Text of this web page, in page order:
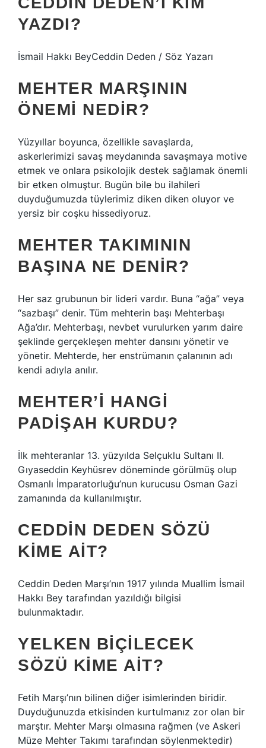
YAZDI?
İsmail Hakkı BeyCeddin Deden / Söz Yazarı
MEHTER MARŞININ
ÖNEMI NEDIR?
Yüzyıllar boyunca, özellikle savaşlarda,
askerlerimizi savaş meydanında savaşmaya motive
etmek ve onlara psikolojik destek sağlamak önemli
bir etken olmuştur. Bugün bile bu ilahileri
duyduğumuzda tüylerimiz diken diken oluyor ve
yersiz bir coşku hissediyoruz.
MEHTER TAKIMININ
BAŞINA NE DENIR?
Her saz grubunun bir lideri vardır. Buna “ağa” veya
“sazbaşı” denir. Tüm mehterin başı Mehterbaşı
Ağa’dır. Mehterbaşı, nevbet vurulurken yarım daire
şeklinde gerçekleşen mehter dansını yönetir ve
yönetir. Mehterde, her enstrümanın çalanının adı
kendi adıyla anılır.
MEHTER’I HANGI
PADIŞAH KURDU?
İlk mehteranlar 13. yüzyılda Selçuklu Sultanı II.
Gıyaseddin Keyhüsrev döneminde görülmüş olup
Osmanlı İmparatorluğu’nun kurucusu Osman Gazi
zamanında da kullanılmıştır.
CEDDIN DEDEN SÖZÜ
KIME AIT?
Ceddin Deden Marşı’nın 1917 yılında Muallim İsmail
Hakkı Bey tarafından yazıldığı bilgisi
bulunmaktadır.
YELKEN BIÇILECEK
SÖZÜ KIME AIT?
Fetih Marşı’nın bilinen diğer isimlerinden biridir.
Duyduğunuzda etkisinden kurtulmanız zor olan bir
marştır. Mehter Marşı olmasına rağmen (ve Askeri
Müze Mehter Takımı tarafından söylenmektedir)